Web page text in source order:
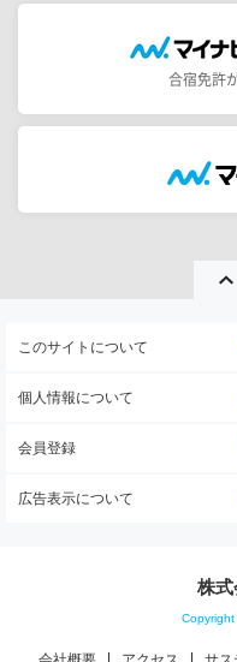
合宿免許
このサイトについて
個人情報について
会員登録
広告表示について
株